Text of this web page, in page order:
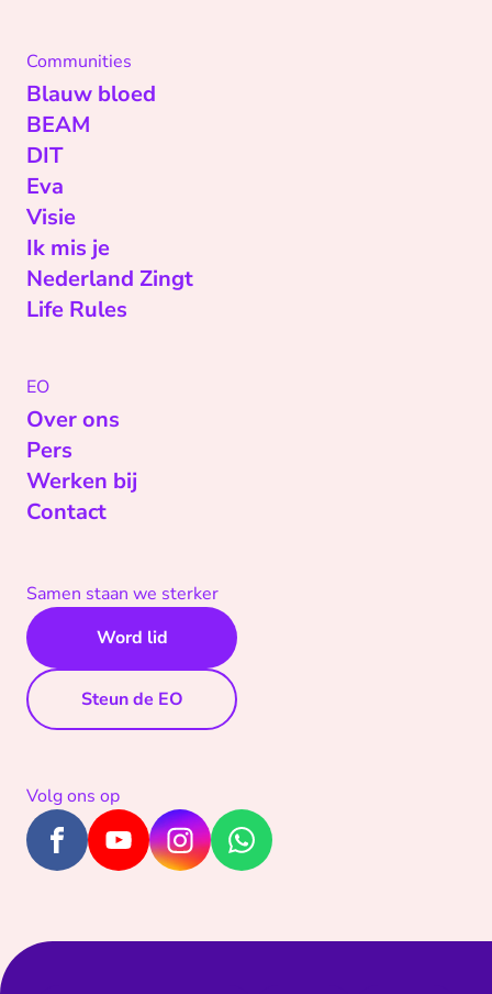
Communities
Blauw bloed
BEAM
DIT
Eva
Visie
Ik mis je
Nederland Zingt
Life Rules
EO
Over ons
Pers
Werken bij
Contact
Samen staan we sterker
Word lid
Steun de EO
Volg ons op